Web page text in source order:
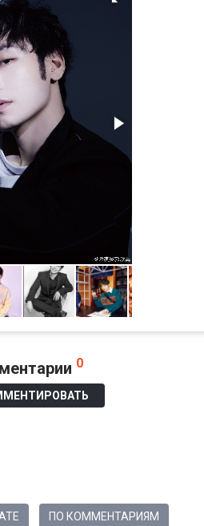
0
ПО КОММЕНТАРИЯМ